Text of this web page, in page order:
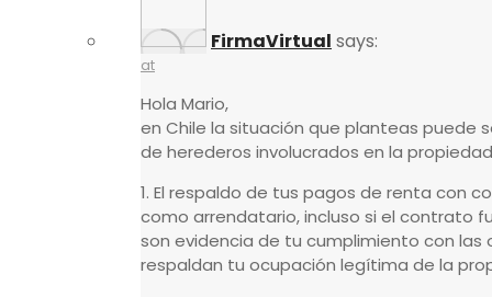
FirmaVirtual says:
at
Hola Mario,
en Chile la situación que planteas puede
de herederos involucrados en la
1. El respaldo de tus pagos de renta con
como arrendatario, incluso si el contrato
son evidencia de tu cumplimiento con
respaldan tu ocupación legítima de la